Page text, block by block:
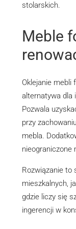
stolarskich.
Meble
Oklejanie mebli
alternatywa dla
Pozwala
przy
mebla.
nieograniczone
Rozwiązanie to
mieszkalnych,
gdzie liczy się
ingerencji w